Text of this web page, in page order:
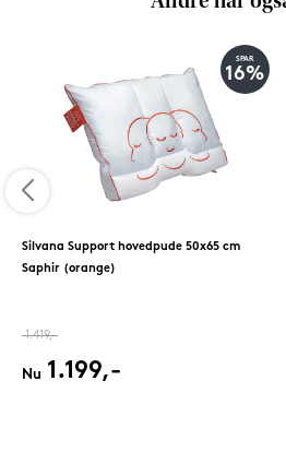
SPAR
16%
Silvana Support hovedpude 50x65 cm
Saphir (orange)
1.419,-
Nu 1.199,-